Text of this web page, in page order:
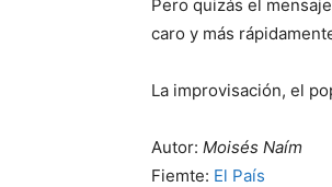
Pero quizás el
caro y más
La improvisación, el
Autor: Moisés Naím
Fiemte: El País